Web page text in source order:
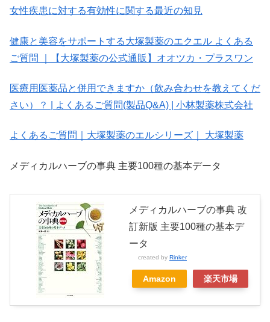
女性疾患に対する有効性に関する最近の知見
健康と美容をサポートする大塚製薬のエクエル よくある
ご質問 ｜【大塚製薬の公式通販】オオツカ・プラスワン
医療用医薬品と併用できますか（飲み合わせを教えてくだ
さい）？ | よくあるご質問(製品Q&A) | 小林製薬株式会社
よくあるご質問｜大塚製薬のエルシリーズ｜ 大塚製薬
メディカルハーブの事典 主要100種の基本データ
メディカルハーブの事典 改
訂新版 主要100種の基本デ
ータ
created by Rinker
Amazon 楽天市場